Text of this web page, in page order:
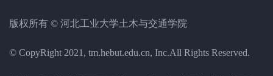
版权所有 © 河北工业大学土木与交通学院
© CopyRight 2021, tm.hebut.edu.cn, Inc.All Rights Reserved.